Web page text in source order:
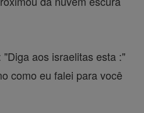
aos israelitas esta :"
como eu falei para você